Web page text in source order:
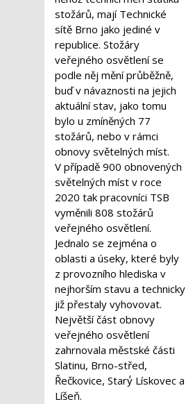
stožárů, mají Technické
sítě Brno jako jediné v
republice. Stožáry
veřejného osvětlení se
podle něj mění průběžně,
buď v návaznosti na jejich
aktuální stav, jako tomu
bylo u zmíněných 77
stožárů, nebo v rámci
obnovy světelných míst.
V případě 900 obnovených
světelných míst v roce
2020 tak pracovníci TSB
vyměnili 808 stožárů
veřejného osvětlení.
Jednalo se zejména o
oblasti a úseky, které byly
z provozního hlediska v
nejhorším stavu a technicky
již přestaly vyhovovat.
Největší část obnovy
veřejného osvětlení
zahrnovala městské části
Slatinu, Brno-střed,
Řečkovice, Starý́ Lískovec a
Líšeň.